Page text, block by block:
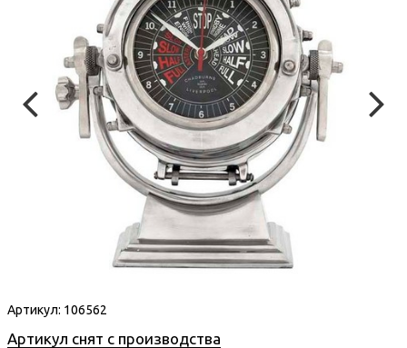
Артикул: 106562
Артикул снят с производства